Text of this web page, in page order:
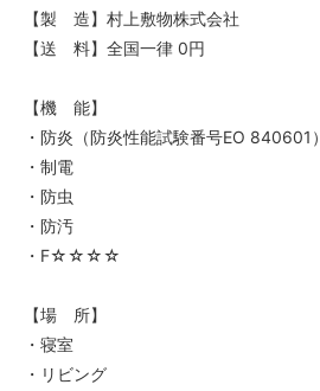
【製 造】村上敷物株式会社
【送 料】全国一律 0円
【機 能】
・防炎（防炎性能試験番号EO 840601）
・制電
・防虫
・防汚
・F☆☆☆☆
【場 所】
・寝室
・リビング